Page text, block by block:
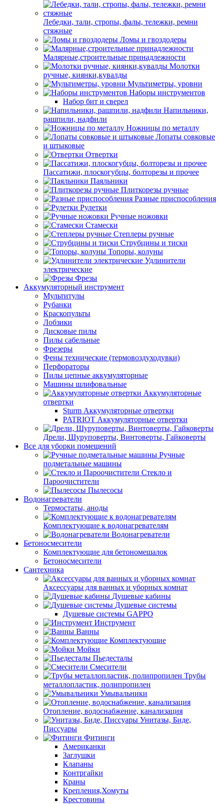
Лебедки, тали, стропы, фалы, тележки, ремни
стяжные
Ломы и гвоздодеры
Малярные,строительные принадлежности
Молотки
ручные, киянки,кувалды
Мультиметры, уровни
Наборы инструментов
Набор бит и сверел
Напильники,
рашпили, надфили
Ножницы по металлу
Лопаты совковые
и штыковые
Отвертки
Пассатижи, плоскогубцы, болторезы и прочее
Паяльники
Плиткорезы ручные
Разные приспособления
Рулетки
Ручные ножовки
Стамески
Степлеры ручные
Струбцины и тиски
Топоры, колуны
Удлинители
электрические
Фрезы
Аккумуляторный инструмент
Мультитулы
Рубанки
Краскопульты
Лобзики
Дисковые пилы
Пилы сабельные
Фрезеры
Фены технические (термовоздуходувки)
Перфораторы
Пилы цепные аккумуляторные
Машины шлифовальные
Аккумуляторные
отвертки
Sturm Аккумуляторные отвертки
PATRIOT Аккумуляторные отвертки
Дрели, Шуруповерты, Винтоверты, Гайковерты
Все для уборки помещений
Ручные
подметальные машины
Стекло и
Пароочистители
Пылесосы
Водонагреватели
Термостаты, аноды
Комплектующие к водонагревателям
Водонагреватели
Бетоносмесители
Комплектующие для бетономешалок
Бетоносмесители
Сантехника
Аксессуары для ванных и уборных комнат
Душевые кабины
Душевые системы
Душевые системы GAPPO
Инструмент
Ванны
Комплектующие
Мойки
Пьедесталы
Смесители
Трубы
металлопластик, полипропилен
Умывальники
Отопление, водоснабжение, канализация
Унитазы, Биде,
Писсуары
Фитинги
Американки
Заглушки
Клапаны
Контргайки
Краны
Крепления,Хомуты
Крестовины